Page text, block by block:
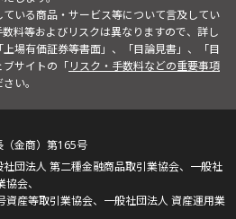
いる商品・サービス等について言及してい
料等およびリスクは異なりますので、詳し
場有価証券等書面」、「目論見書」、「目
ブサイトの「リスク・手数料などの重要事項
い。
金商）第165号
団法人 第二種金融商品取引業協会、一般社
会、
資産等取引業協会、一般社団法人 資産運用業